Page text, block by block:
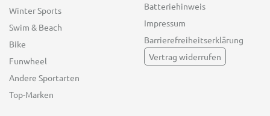
Winter Sports
Swim & Beach
Bike
Funwheel
Andere Sportarten
Top-Marken
Batteriehinweis
Impressum
Barrierefreiheitserklärung
Vertrag widerrufen